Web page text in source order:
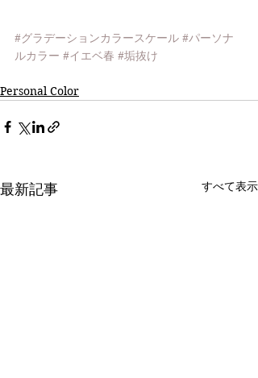
#グラデーションカラースケール #パーソナ
ルカラー #イエベ春 #垢抜け
Personal Color
最新記事 すべて表示